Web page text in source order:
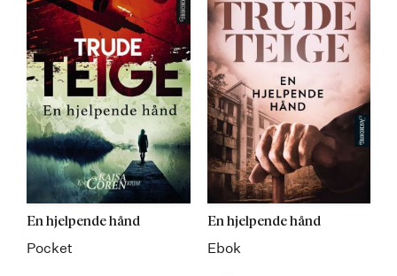
En hjelpende hånd
Pocket
En hjelpende hånd
Ebok